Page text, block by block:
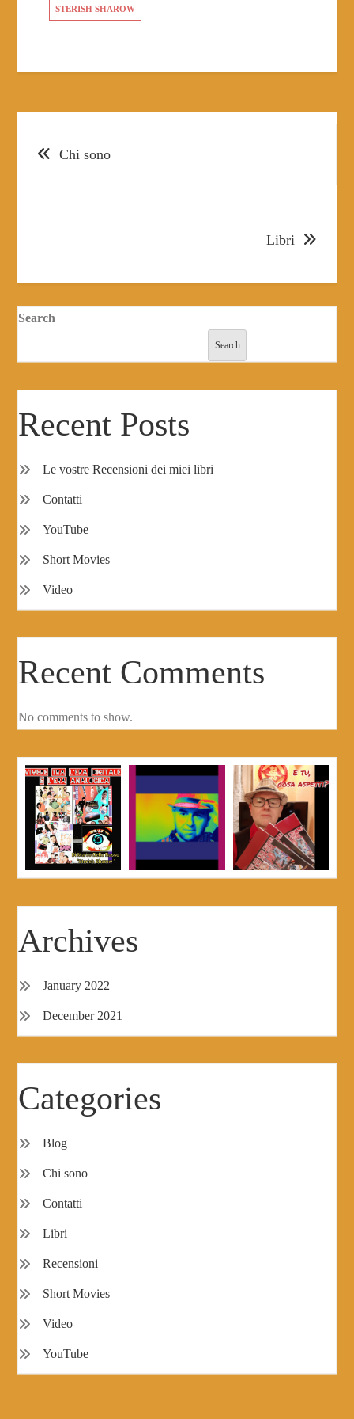
n
STERISH SHAROW
Chi sono
Libri
Search
Search
Recent Posts
Le vostre Recensioni dei miei libri
Contatti
YouTube
Short Movies
Video
Recent Comments
No comments to show.
Archives
January 2022
December 2021
Categories
Blog
Chi sono
Contatti
Libri
Recensioni
Short Movies
Video
YouTube